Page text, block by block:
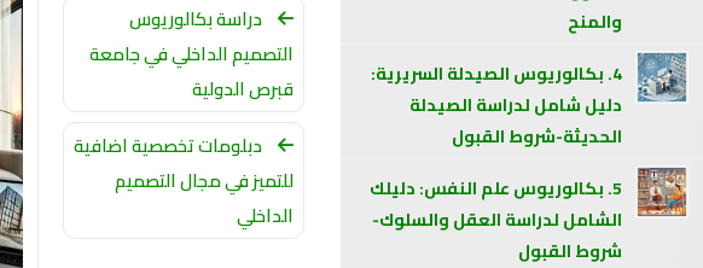
والمنح
4. بكالوريوس الصيدلة السريرية:
دليل شامل لدراسة الصيدلة
الحديثة-شروط القبول
5. بكالوريوس علم النفس: دليلك
الشامل لدراسة العقل والسلوك-
شروط القبول
دراسة بكالوريوس
التصميم الداخلي في جامعة
قبرص الدولية
دبلومات تخصصية اضافية
للتميز في مجال التصميم
الداخلي